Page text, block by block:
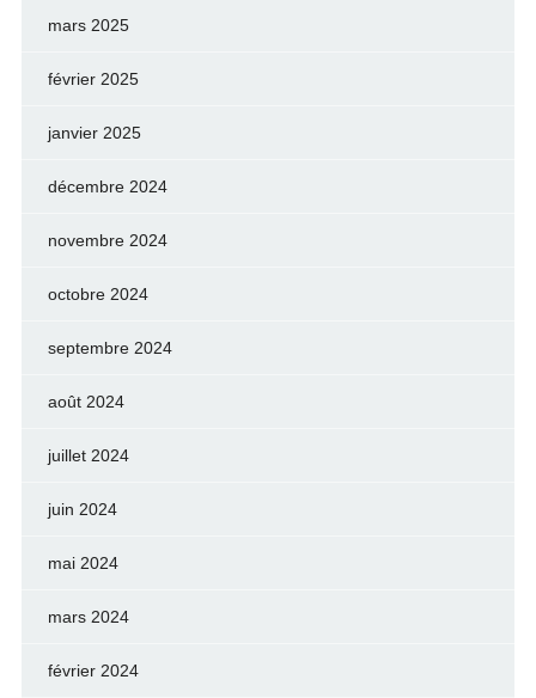
mars 2025
février 2025
janvier 2025
décembre 2024
novembre 2024
octobre 2024
septembre 2024
août 2024
juillet 2024
juin 2024
mai 2024
mars 2024
février 2024